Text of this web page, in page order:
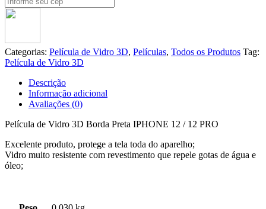
Categorias: Película de Vidro 3D, Películas, Todos os Produtos Tag:
Película de Vidro 3D
Descrição
Informação adicional
Avaliações (0)
Película de Vidro 3D Borda Preta IPHONE 12 / 12 PRO
Excelente produto, protege a tela toda do aparelho;
Vidro muito resistente com revestimento que repele gotas de água e
óleo;